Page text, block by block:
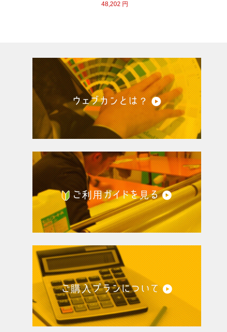
48,202 円
ウェブカンとは？
ご利用ガイドを見る
ご購入プランについて